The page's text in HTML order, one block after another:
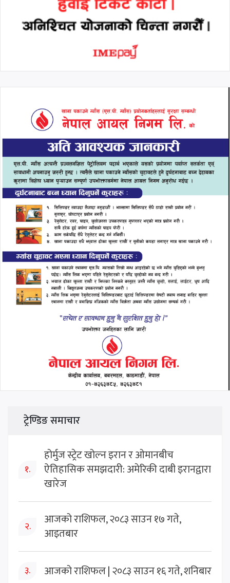
ट्रेण्डिङ समाचार
१.
होर्मुज स्ट्रेट खोल्न इरान र ओमानबीच
ऐतिहासिक समझदारी: अमेरिकी दाबी इरानद्वारा
खारेज
२.
आजको राशिफल, २०८३ साउन १७ गते,
आइतबार
३. आजको राशिफल | २०८३ साउन १६ गते, शनिबार